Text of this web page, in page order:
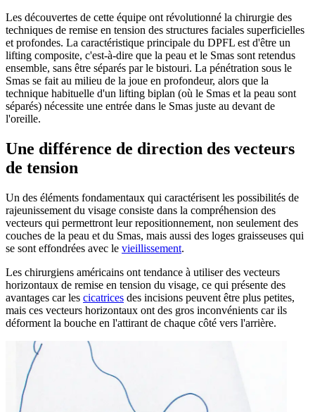
Les découvertes de cette équipe ont révolutionné la chirurgie des
techniques de remise en tension des structures faciales superficielles
et profondes. La caractéristique principale du DPFL est d'être un
lifting composite, c'est-à-dire que la peau et le Smas sont retendus
ensemble, sans être séparés par le bistouri. La pénétration sous le
Smas se fait au milieu de la joue en profondeur, alors que la
technique habituelle d'un lifting biplan (où le Smas et la peau sont
séparés) nécessite une entrée dans le Smas juste au devant de
l'oreille.
Une différence de direction des vecteurs
de tension
Un des éléments fondamentaux qui caractérisent les possibilités de
rajeunissement du visage consiste dans la compréhension des
vecteurs qui permettront leur repositionnement, non seulement des
couches de la peau et du Smas, mais aussi des loges graisseuses qui
se sont effondrées avec le vieillissement.
Les chirurgiens américains ont tendance à utiliser des vecteurs
horizontaux de remise en tension du visage, ce qui présente des
avantages car les cicatrices des incisions peuvent être plus petites,
mais ces vecteurs horizontaux ont des gros inconvénients car ils
déforment la bouche en l'attirant de chaque côté vers l'arrière.